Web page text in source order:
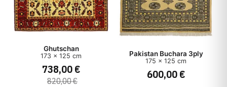
Ghutschan
173 x 125 cm
738,00 €
820,00 €
Pakistan Buchara 3ply
175 x 125 cm
600,00 €